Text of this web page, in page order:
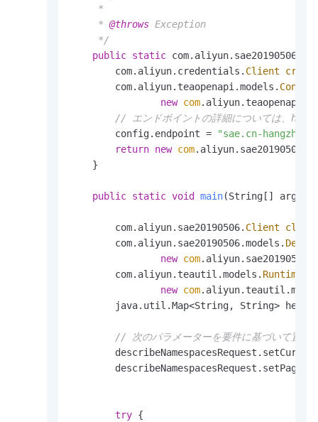
     *
     *
@throws Exception
     */
public static
        com.aliyun.credentials.
Client
        com.aliyun.teaopenapi.models.
Config
new com
// エンドポイントの詳細については、
        config.endpoint =
"sae.cn-
return new com
    }
public static void main(String[] args_)
        com.aliyun.sae20190506.
Client
        com.aliyun.sae20190506.models.
new com
        com.aliyun.teautil.models.
new com
java.util.Map<String, String>
// 次のパラメーターを要件に基づいて置き
try {